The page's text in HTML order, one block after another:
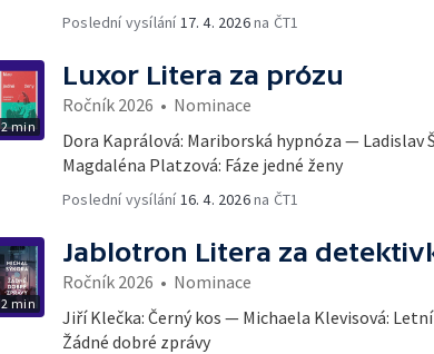
Poslední vysílání 17. 4. 2026na ČT1
2 min
Luxor Litera za prózu
Ročník 2026 • Nominace
Dora Kaprálová: Mariborská hypnóza —
Magdaléna Platzová: Fáze jedné ženy
Poslední vysílání 16. 4. 2026na ČT1
2 min
Jablotron Litera za
Ročník 2026 • Nominace
Jiří Klečka: Černý kos — Michaela Klevisová:
Žádné dobré zprávy